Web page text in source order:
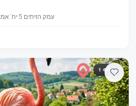
Хайфа, עמק הזיתים 5 יח' אמצע עם חצר חיפה
1 ФОТО